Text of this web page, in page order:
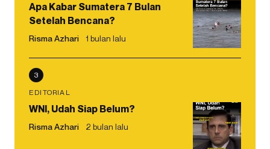
Apa Kabar Sumatera 7 Bulan
Setelah Bencana?
Risma Azhari 1 bulan lalu
3
EDITORIAL
WNI, Udah Siap Belum?
Risma Azhari 2 bulan lalu